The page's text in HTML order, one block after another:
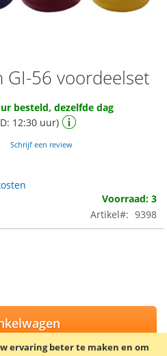
ervaring beter te maken en om
GI-56 voordeelset
besteld, dezelfde dag
12:30 uur)
Schrijf een review
Voorraad: 3
Artikel
9398